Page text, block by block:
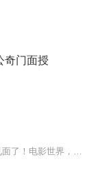
奇门面授